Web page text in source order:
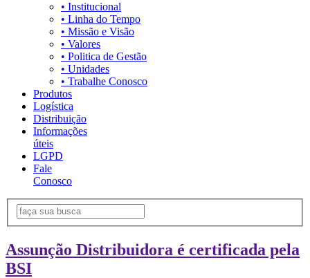
• Institucional
• Linha do Tempo
• Missão e Visão
• Valores
• Politica de Gestão
• Unidades
• Trabalhe Conosco
Produtos
Logística
Distribuição
Informações
úteis
LGPD
Fale
Conosco
Assunção Distribuidora é certificada pela
BSI